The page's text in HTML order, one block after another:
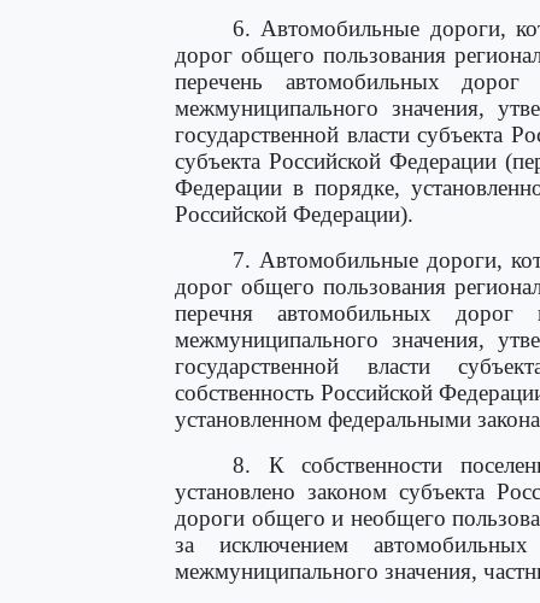
6. Автомобильные дороги,
дорог общего пользования
перечень автомобильных дорог
межмуниципального значения,
государственной власти субъекта
субъекта Российской Федерации
Федерации в порядке,
Российской Федерации).
7. Автомобильные дороги,
дорог общего пользования
перечня автомобильных дорог
межмуниципального значения,
государственной власти
собственность Российской
установленном федеральными
8. К собственности
установлено законом субъекта
дороги общего и необщего
за исключением
межмуниципального значения,